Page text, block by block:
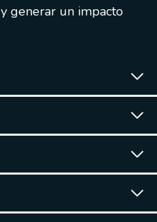
generar un impacto